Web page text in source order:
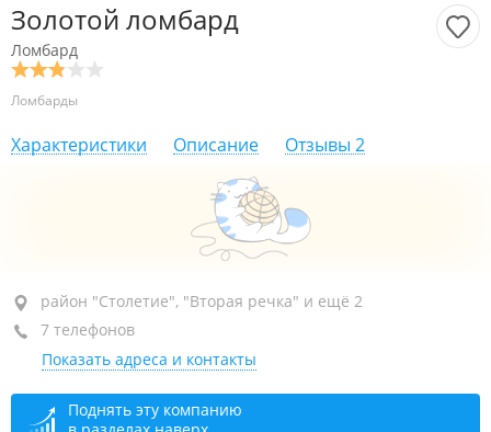
Золотой ломбард
Ломбард
Ломбарды
Характеристики Описание Отзывы 2
район "Столетие", пр-т 100-летия Владивостока, 42А
ТЦ "Искра", пом. 77
+7 (423) 248-98-87
+7 902 485-98-87
район "Столетие", "Вторая речка" и ещё 2
7 телефонов
Показать адреса и контакты
Поднять эту компанию